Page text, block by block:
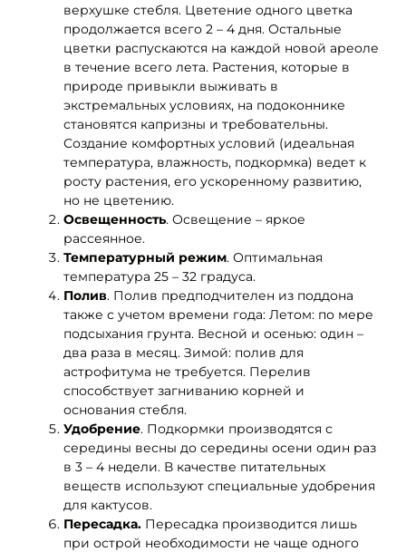
верхушке стебля. Цветение одного цветка
продолжается всего 2 – 4 дня. Остальные
цветки распускаются на каждой новой ареоле
в течение всего лета. Растения, которые в
природе привыкли выживать в
экстремальных условиях, на подоконнике
становятся капризны и требовательны.
Создание комфортных условий (идеальная
температура, влажность, подкормка) ведет к
росту растения, его ускоренному развитию,
но не цветению.
Освещенность. Освещение – яркое
рассеянное.
Температурный режим. Оптимальная
температура 25 – 32 градуса.
Полив. Полив предподчителен из поддона
также с учетом времени года: Летом: по мере
подсыхания грунта. Весной и осенью: один –
два раза в месяц. Зимой: полив для
астрофитума не требуется. Перелив
способствует загниванию корней и
основания стебля.
Удобрение. Подкормки производятся с
середины весны до середины осени один раз
в 3 – 4 недели. В качестве питательных
веществ используют специальные удобрения
для кактусов.
Пересадка. Пересадка производится лишь
при острой необходимости не чаще одного